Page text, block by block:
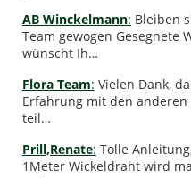
AB Winckelmann: Bleiben
Team gewogen Gesegnete
wünscht Ih…
Flora Team: Vielen Dank,
Erfahrung mit den anderen
teil…
Prill,Renate: Tolle
1Meter Wickeldraht wird